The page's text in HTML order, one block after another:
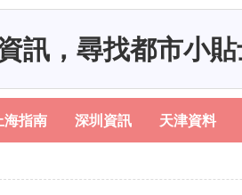
訊，尋找都市小
海指南 深圳資訊 天津資料